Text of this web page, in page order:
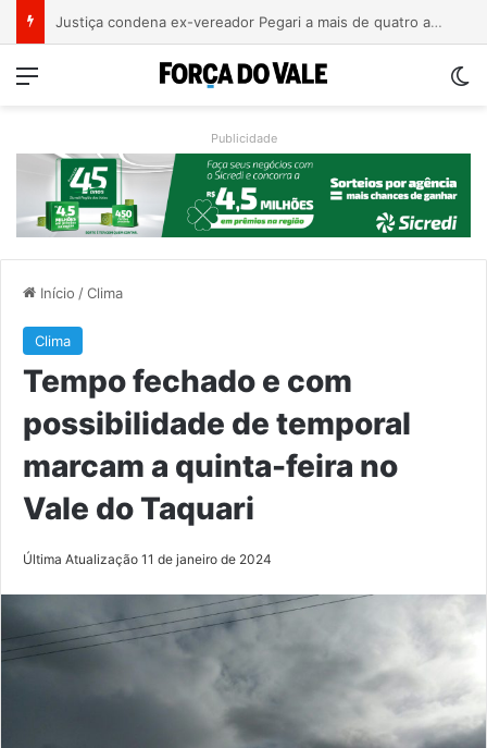
Campeonato Municipal de Bochas começa neste fim de semana em Encantado
Menu
Publicidade
Início /Clima
Clima
Tempo fechado e com
possibilidade de temporal
marcam a quinta-feira no
Vale do Taquari
Última Atualização 11 de janeiro de 2024